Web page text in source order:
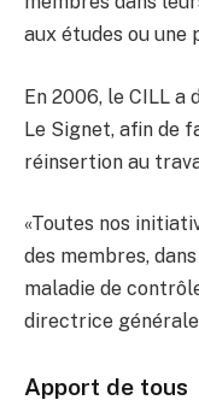
aux études ou une
En 2006, le CILL a
Le Signet, afin de
réinsertion au
«Toutes nos
des membres,
maladie de
directrice
Apport de tous